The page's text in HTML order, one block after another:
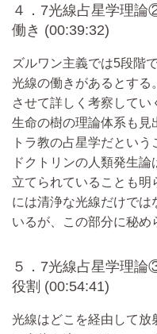
４．7光線占星学理
働き (00:39:32)
ズルワン主義では5段階
光線の働きがあるとする
させて詳しく考察して
生命の樹の理論体系も見
トラ教の占星学だとい
ドクトリンの人類発生
立てられていることも明
には清浄な光線だけでは
いるが、この部分に秘め
５．7光線占星学理
役割 (00:54:41)
光線はどこを経由して放